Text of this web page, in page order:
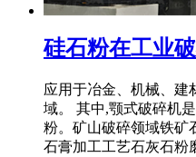
硅石粉在工业
应用于冶金、机械、建
域。 其中,颚式破碎机
粉。矿山破碎领域铁矿
石膏加工工艺石灰石粉